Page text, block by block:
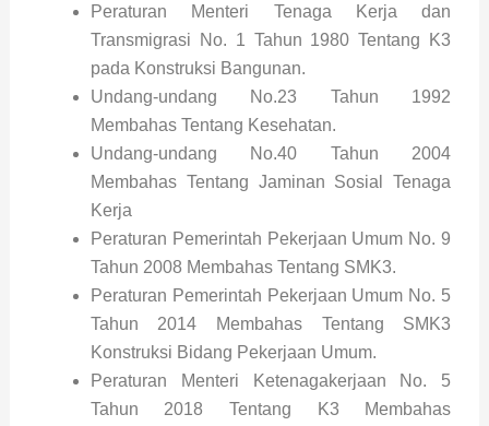
Peraturan Menteri Tenaga Kerja dan
Transmigrasi No. 1 Tahun 1980 Tentang K3
pada Konstruksi Bangunan.
Undang-undang No.23 Tahun 1992
Membahas Tentang Kesehatan.
Undang-undang No.40 Tahun 2004
Membahas Tentang Jaminan Sosial Tenaga
Kerja
Peraturan Pemerintah Pekerjaan Umum No. 9
Tahun 2008 Membahas Tentang SMK3.
Peraturan Pemerintah Pekerjaan Umum No. 5
Tahun 2014 Membahas Tentang SMK3
Konstruksi Bidang Pekerjaan Umum.
Peraturan Menteri Ketenagakerjaan No. 5
Tahun 2018 Tentang K3 Membahas